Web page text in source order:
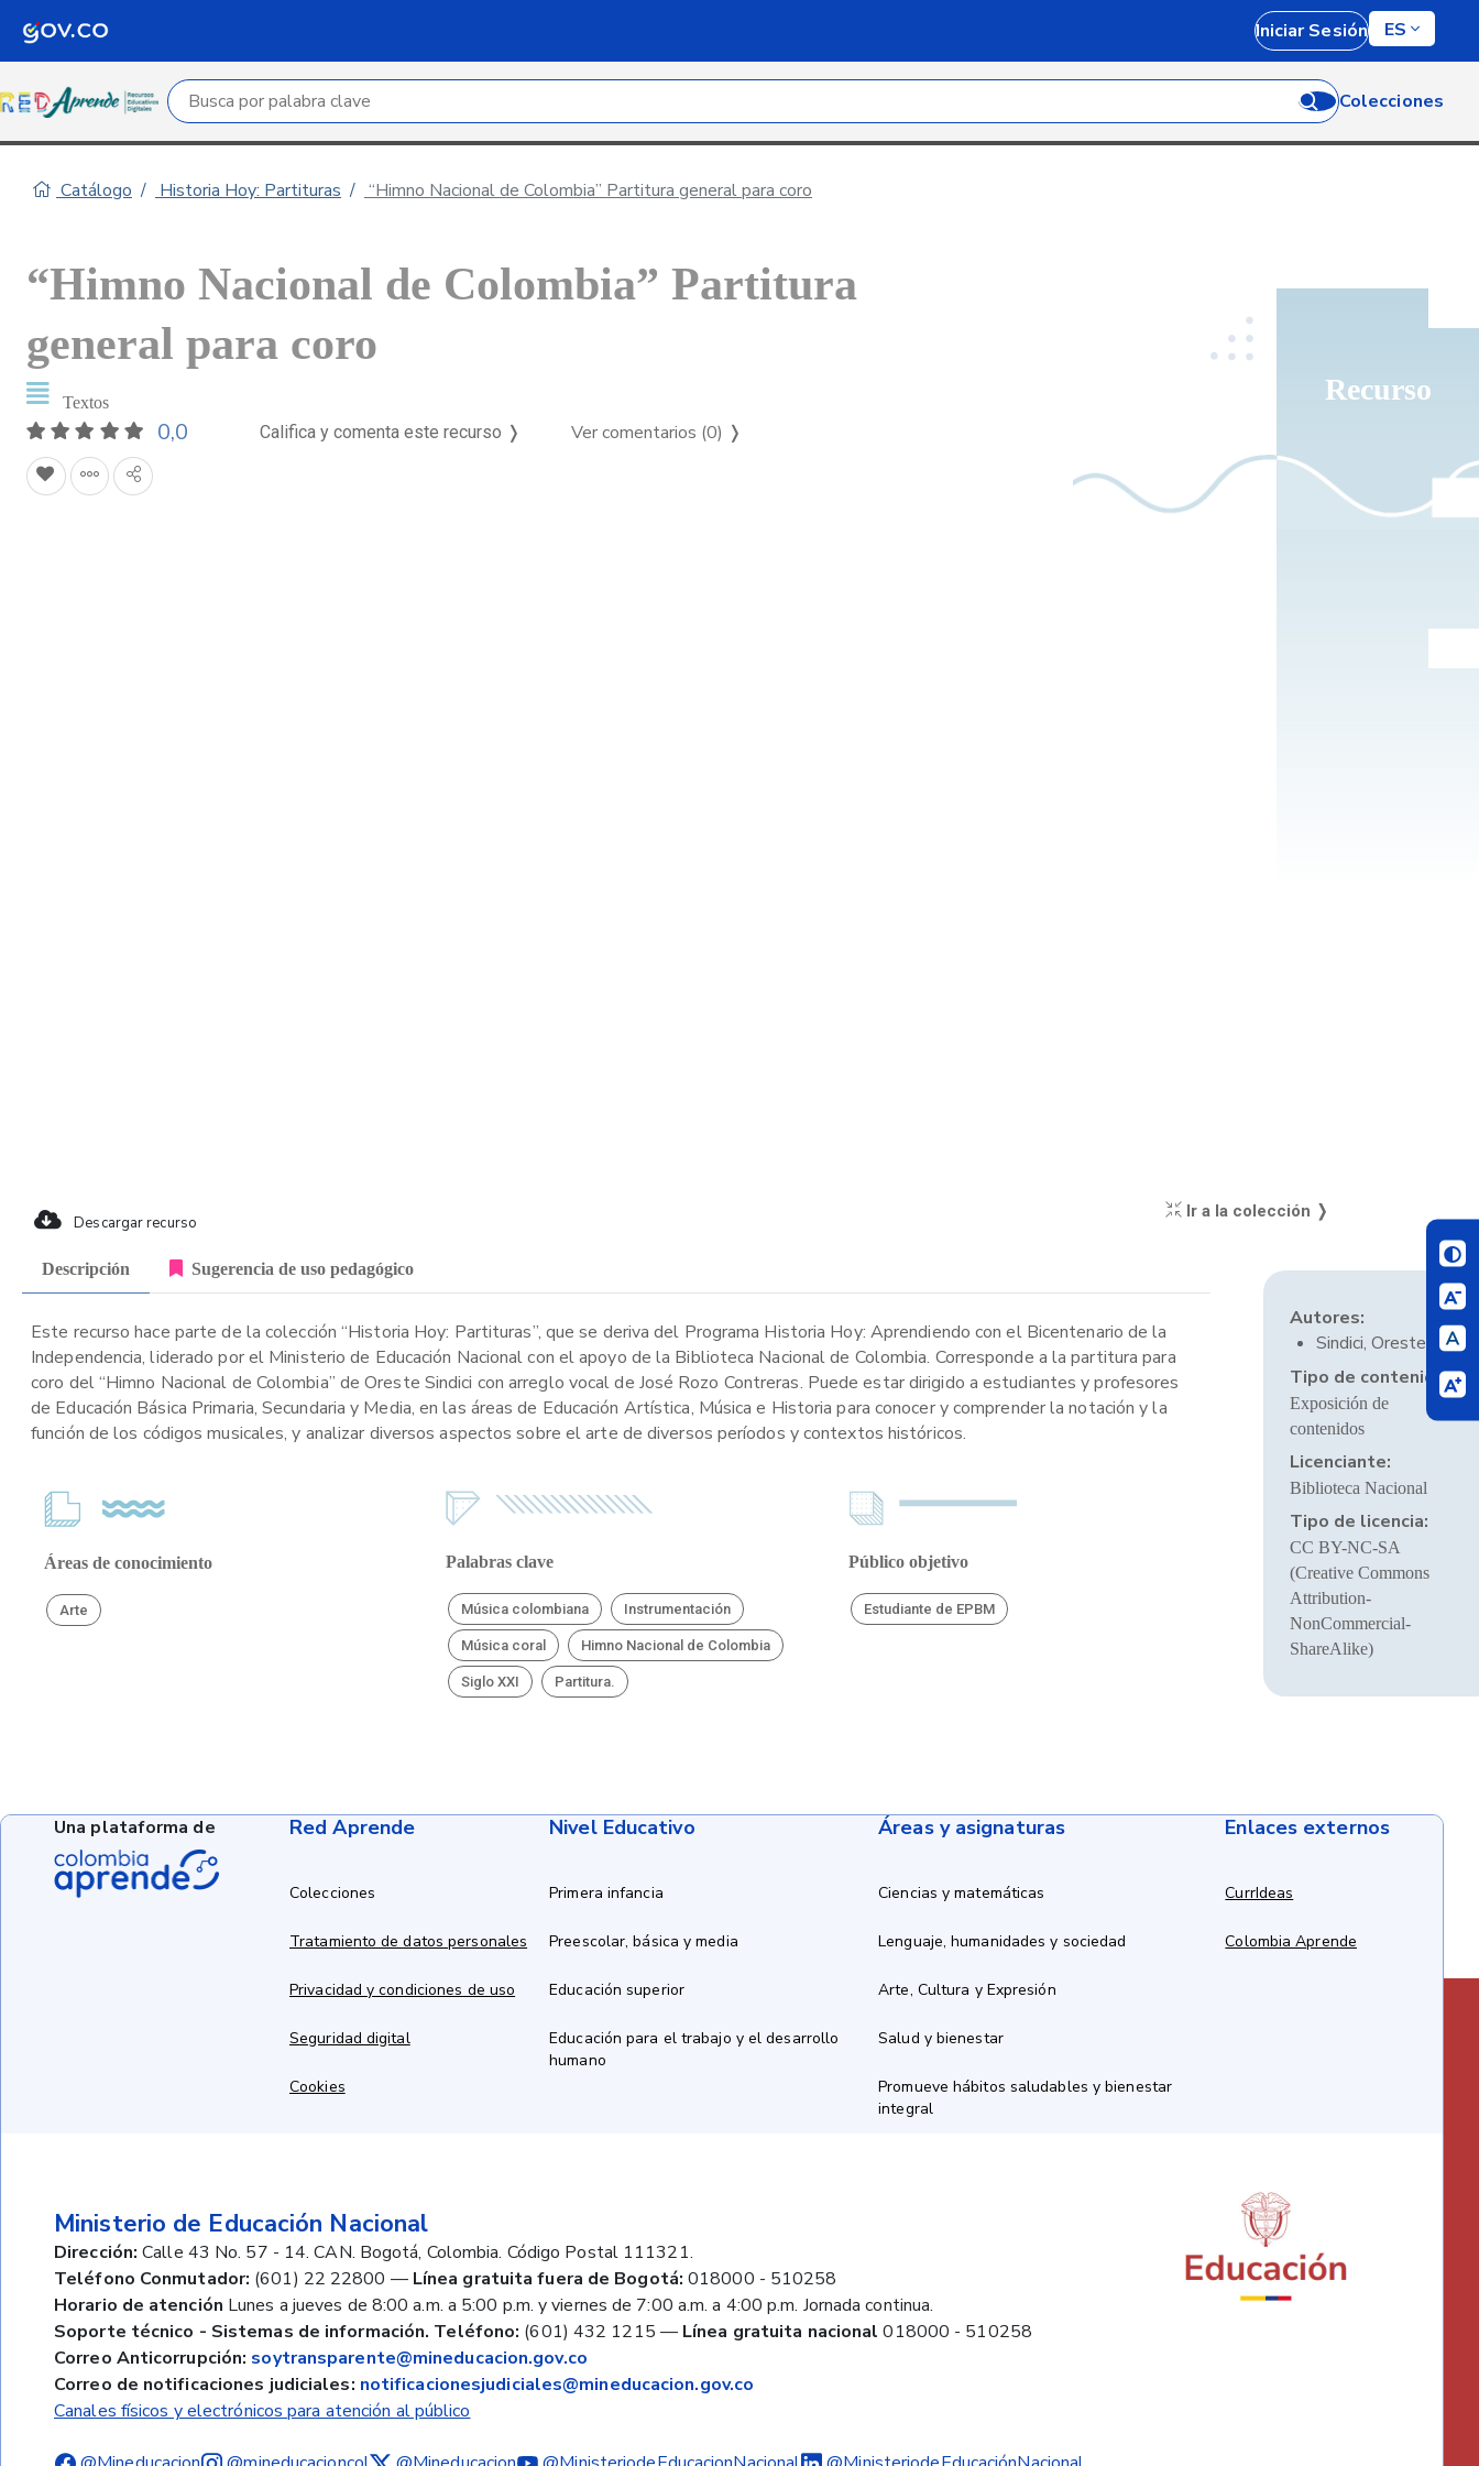
Iniciar Sesión ES
Campo de búsqueda por palabra clave Colecciones
Catálogo Historia Hoy: Partituras “Himno Nacional de Colombia” Partitura general para coro
Recurso
“Himno Nacional de Colombia” Partitura
general para coro
Textos
0,0 Califica y comenta este recurso ❭ Ver comentarios (0) ❭
Descargar recurso
Ir a la colección ❭
Descripción Sugerencia de uso pedagógico
Este recurso hace parte de la colección “Historia Hoy: Partituras”, que se deriva del Programa Historia Hoy: Aprendiendo con el Bicentenario de la
Independencia, liderado por el Ministerio de Educación Nacional con el apoyo de la Biblioteca Nacional de Colombia. Corresponde a la partitura para
coro del “Himno Nacional de Colombia” de Oreste Sindici con arreglo vocal de José Rozo Contreras. Puede estar dirigido a estudiantes y profesores
de Educación Básica Primaria, Secundaria y Media, en las áreas de Educación Artística, Música e Historia para conocer y comprender la notación y la
función de los códigos musicales, y analizar diversos aspectos sobre el arte de diversos períodos y contextos históricos.
Áreas de conocimiento
Arte
Palabras clave
Música colombiana Instrumentación
Música coral Himno Nacional de Colombia
Siglo XXI Partitura.
Público objetivo
Estudiante de EPBM
Autores:
Sindici, Oreste
Tipo de contenido:
Exposición de
contenidos
Licenciante:
Biblioteca Nacional
Tipo de licencia:
CC BY-NC-SA
(Creative Commons
Attribution-
NonCommercial-
ShareAlike)
Red Aprende
Colecciones
Tratamiento de datos personales
Privacidad y condiciones de uso
Seguridad digital
Cookies
Nivel Educativo
Primera infancia
Preescolar, básica y media
Educación superior
Educación para el trabajo y el desarrollo
humano
Áreas y asignaturas
Ciencias y matemáticas
Lenguaje, humanidades y sociedad
Arte, Cultura y Expresión
Salud y bienestar
Promueve hábitos saludables y bienestar
integral
Enlaces externos
CurrIdeas
Colombia Aprende
Ministerio de Educación Nacional
Dirección: Calle 43 No. 57 - 14. CAN. Bogotá, Colombia. Código Postal 111321.
Teléfono Conmutador: (601) 22 22800 — Línea gratuita fuera de Bogotá: 018000 - 510258
Horario de atención Lunes a jueves de 8:00 a.m. a 5:00 p.m. y viernes de 7:00 a.m. a 4:00 p.m. Jornada continua.
Soporte técnico - Sistemas de información. Teléfono: (601) 432 1215 — Línea gratuita nacional 018000 - 510258
Correo Anticorrupción: soytransparente@mineducacion.gov.co
Correo de notificaciones judiciales: notificacionesjudiciales@mineducacion.gov.co
Canales físicos y electrónicos para atención al público
Una plataforma de